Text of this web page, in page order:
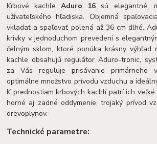
Krbové kachleAduro 16 sú elegantné,
užívateľského hľadiska. Objemná
vkladať a spaľovať polená až 36 cm dlhé.
krivky v jednoduchom prevedení s
čelným sklom, ktoré ponúka krásny výhľad
kachle obsahujú regulátor Aduro-tronic,
za Vás reguluje prisávanie primárneho
optimálne množstvo prívodu vzduchu a
K prednostiam krbových kachlí patrí ich
horné aj zadné oddymenie, trojaký prívod
drevoplynov.
Technické parametre: